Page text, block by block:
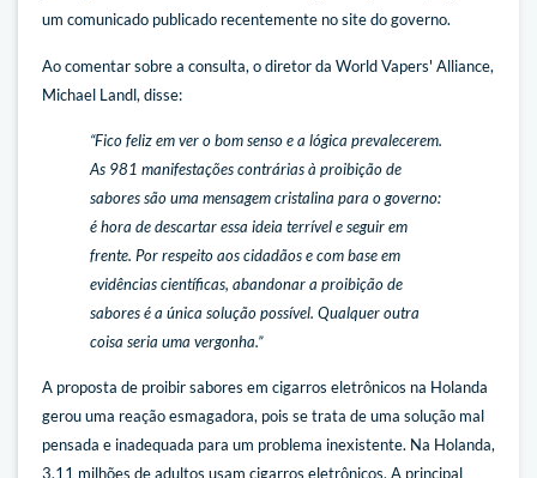
um comunicado publicado recentemente no site do governo.
Ao comentar sobre a consulta, o diretor da World Vapers' Alliance,
Michael Landl, disse:
“Fico feliz em ver o bom senso e a lógica prevalecerem.
As 981 manifestações contrárias à proibição de
sabores são uma mensagem cristalina para o governo:
é hora de descartar essa ideia terrível e seguir em
frente. Por respeito aos cidadãos e com base em
evidências científicas, abandonar a proibição de
sabores é a única solução possível. Qualquer outra
coisa seria uma vergonha.”
A proposta de proibir sabores em cigarros eletrônicos na Holanda
gerou uma reação esmagadora, pois se trata de uma solução mal
pensada e inadequada para um problema inexistente. Na Holanda,
3,11 milhões de adultos usam cigarros eletrônicos. A principal